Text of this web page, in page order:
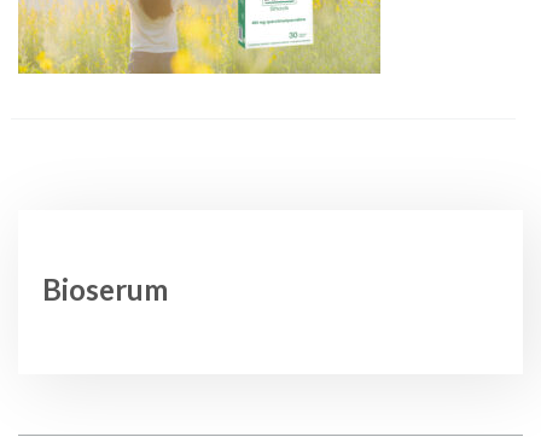
Bioserum